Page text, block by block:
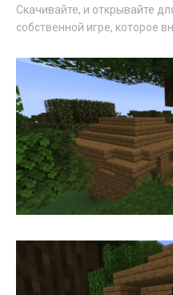
Скачивайте, и открывайте
собственной игре, которое